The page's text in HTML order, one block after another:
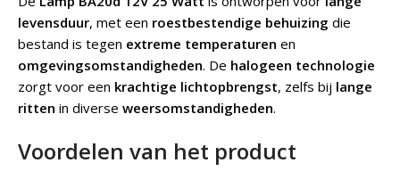
levensduur, met een roestbestendige behuizing die
bestand is tegen extreme temperaturen en
omgevingsomstandigheden. De halogeen technologie
zorgt voor een krachtige lichtopbrengst, zelfs bij lange
ritten in diverse weersomstandigheden.
Voordelen van het product